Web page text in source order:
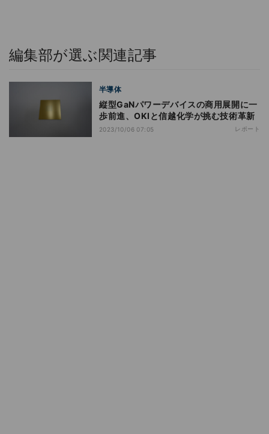
編集部が選ぶ関連記事
半導体
縦型GaNパワーデバイスの商用展開に一
歩前進、OKIと信越化学が挑む技術革新
2023/10/06 07:05 レポート